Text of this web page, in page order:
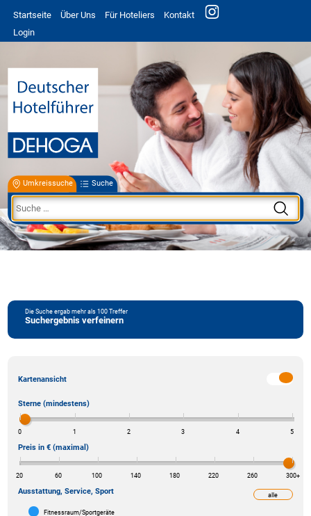
Startseite Über Uns Für Hoteliers
Kontakt
Login
Umkreissuche Suche
Die Suche ergab mehr als 100 Treffer
Suchergebnis verfeinern
Kartenansicht
Sterne (mindestens)
0 1 2 3 4 5
Preis in € (maximal)
20 60 100 140 180 220 260 300+
alle
Ausstattung, Service, Sport
Fitnessraum/Sportgeräte